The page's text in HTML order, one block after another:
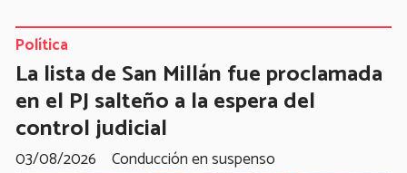
La lista de San Millán fue proclamada
en el PJ salteño a la espera del
control judicial
Conducción en suspenso
Política
03/08/2026